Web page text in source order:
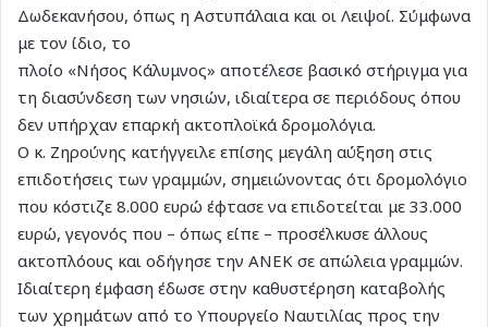
Δωδεκανήσου, όπως η Αστυπάλαια και οι Λειψοί. Σύμφωνα
με τον ίδιο, το
πλοίο «Νήσος Κάλυμνος» αποτέλεσε βασικό στήριγμα για
τη διασύνδεση των νησιών, ιδιαίτερα σε περιόδους όπου
δεν υπήρχαν επαρκή ακτοπλοϊκά δρομολόγια.
Ο κ. Ζηρούνης κατήγγειλε επίσης μεγάλη αύξηση στις
επιδοτήσεις των γραμμών, σημειώνοντας ότι δρομολόγιο
που κόστιζε 8.000 ευρώ έφτασε να επιδοτείται με 33.000
ευρώ, γεγονός που – όπως είπε – προσέλκυσε άλλους
ακτοπλόους και οδήγησε την ΑΝΕΚ σε απώλεια γραμμών.
Ιδιαίτερη έμφαση έδωσε στην καθυστέρηση καταβολής
των χρημάτων από το Υπουργείο Ναυτιλίας προς την